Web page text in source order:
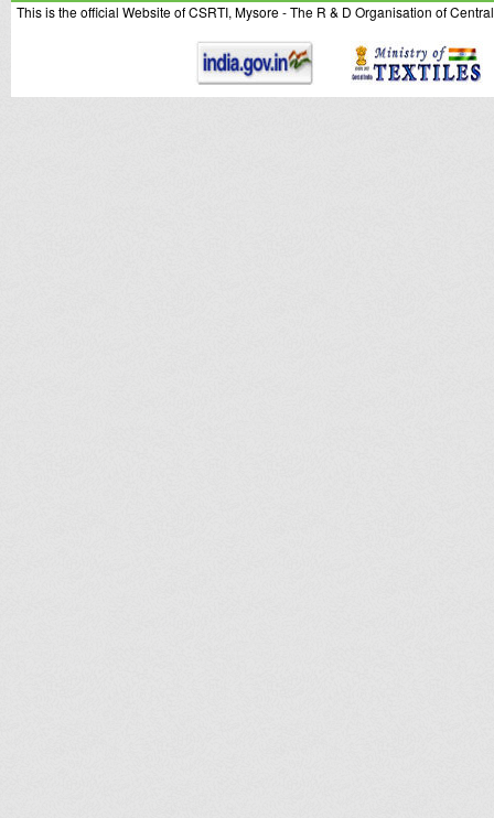
This is the official Website of CSRTI, Mysore - The R & D Organisation of